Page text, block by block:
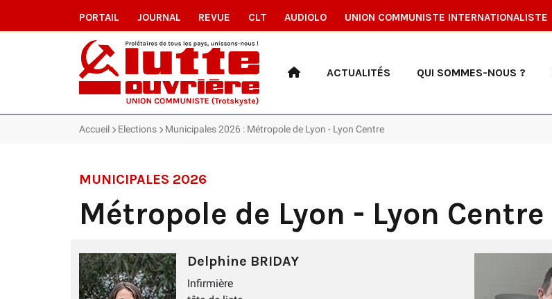
PORTAIL JOURNAL REVUE CLT AUDIOLO UNION COMMUNISTE INTERNATIONALISTE
ACTUALITÉS QUI SOMMES-NOUS ?
Accueil Elections Municipales 2026 : Métropole de Lyon - Lyon Centre
MUNICIPALES 2026
Métropole de Lyon - Lyon Centre
Delphine BRIDAY
Infirmière